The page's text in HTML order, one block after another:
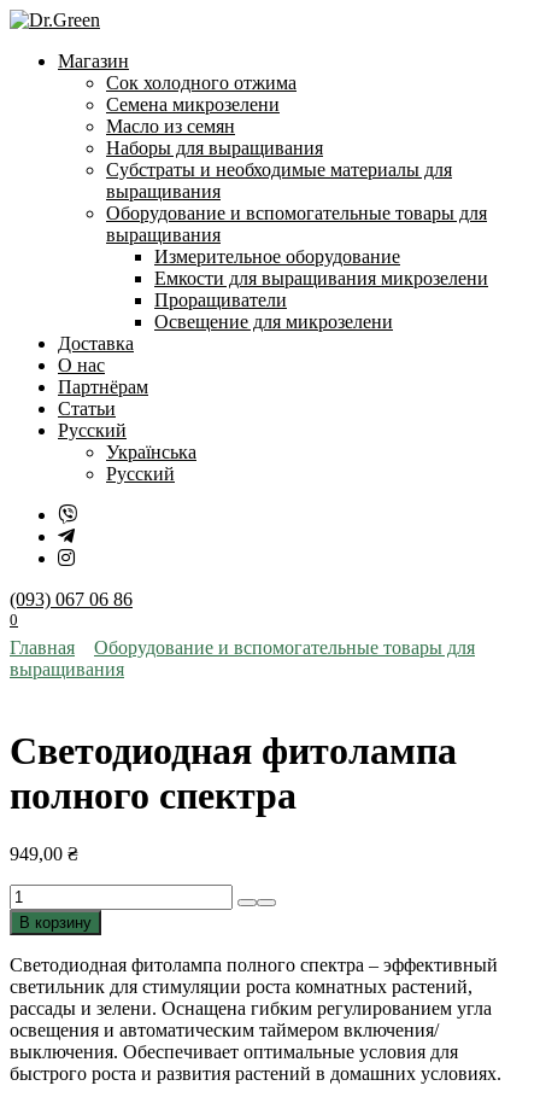
Перейти
содержанию
Магазин
Сок холодного отжима
Семена микрозелени
Масло из семян
Наборы для выращивания
Субстраты и необходимые материалы для
выращивания
Оборудование и вспомогательные товары для
выращивания
Измерительное оборудование
Емкости для выращивания микрозелени
Проращиватели
Освещение для микрозелени
Доставка
О нас
Партнёрам
Статьи
Русский
Українська
Русский
(093) 067 06 86
0
Главная
Оборудование и вспомогательные товары для
выращивания
Светодиодная фитолампа
полного спектра
949,00 ₴
Количество
товара
Светодиодная
фитолампа
полного
спектра
В корзину
Светодиодная фитолампа полного спектра – эффективный
светильник для стимуляции роста комнатных растений,
рассады и зелени. Оснащена гибким регулированием угла
освещения и автоматическим таймером включения/
выключения. Обеспечивает оптимальные условия для
быстрого роста и развития растений в домашних условиях.